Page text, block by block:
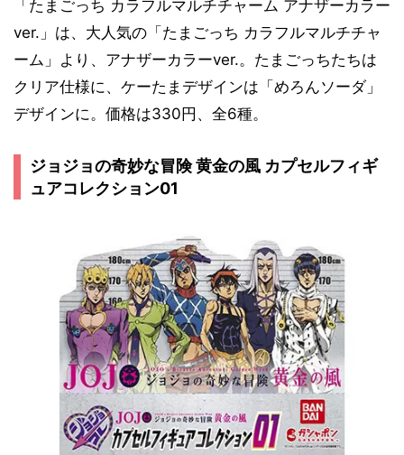
「たまごっち カラフルマルチチャーム アナザーカラー
ver.」は、大人気の「たまごっち カラフルマルチチャ
ーム」より、アナザーカラーver.。たまごっちたちは
クリア仕様に、ケーたまデザインは「めろんソーダ」
デザインに。価格は330円、全6種。
ジョジョの奇妙な冒険 黄金の風 カプセルフィギ
ュアコレクション01